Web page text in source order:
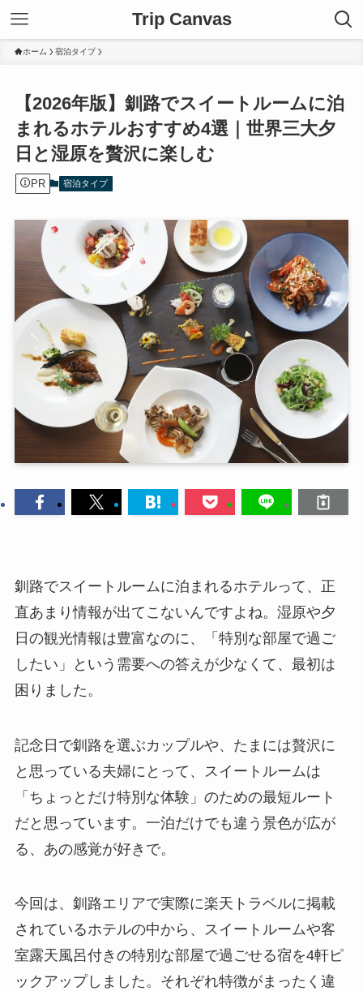
Trip Canvas
ホーム 宿泊タイプ
【2026年版】釧路でスイートルームに泊
まれるホテルおすすめ4選｜世界三大夕
日と湿原を贅沢に楽しむ
PR 宿泊タイプ
釧路でスイートルームに泊まれるホテルって、正
直あまり情報が出てこないんですよね。湿原や夕
日の観光情報は豊富なのに、「特別な部屋で過ご
したい」という需要への答えが少なくて、最初は
困りました。
記念日で釧路を選ぶカップルや、たまには贅沢に
と思っている夫婦にとって、スイートルームは
「ちょっとだけ特別な体験」のための最短ルート
だと思っています。一泊だけでも違う景色が広が
る、あの感覚が好きで。
今回は、釧路エリアで実際に楽天トラベルに掲載
されているホテルの中から、スイートルームや客
室露天風呂付きの特別な部屋で過ごせる宿を4軒ピ
ックアップしました。それぞれ特徴がまったく違